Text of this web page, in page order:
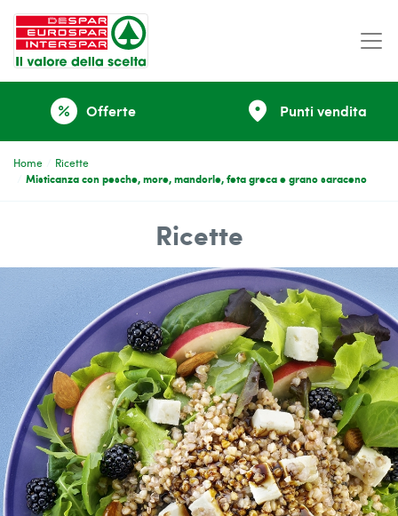
percent Offerte place Punti vendita
Home Ricette
Misticanza con pesche, more, mandorle, feta greca e grano saraceno
Ricette